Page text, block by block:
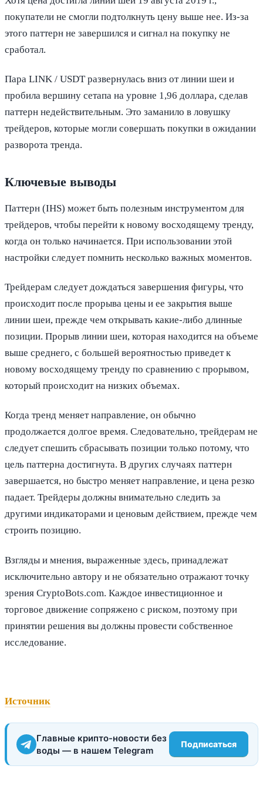
покупатели не смогли подтолкнуть цену выше нее. Из-за
этого паттерн не завершился и сигнал на покупку не
сработал.
Пара LINK / USDT развернулась вниз от линии шеи и
пробила вершину сетапа на уровне 1,96 доллара, сделав
паттерн недействительным. Это заманило в ловушку
трейдеров, которые могли совершать покупки в ожидании
разворота тренда.
Ключевые выводы
Паттерн (IHS) может быть полезным инструментом для
трейдеров, чтобы перейти к новому восходящему тренду,
когда он только начинается. При использовании этой
настройки следует помнить несколько важных моментов.
Трейдерам следует дождаться завершения фигуры, что
происходит после прорыва цены и ее закрытия выше
линии шеи, прежде чем открывать какие-либо длинные
позиции. Прорыв линии шеи, которая находится на объеме
выше среднего, с большей вероятностью приведет к
новому восходящему тренду по сравнению с прорывом,
который происходит на низких объемах.
Когда тренд меняет направление, он обычно
продолжается долгое время. Следовательно, трейдерам не
следует спешить сбрасывать позиции только потому, что
цель паттерна достигнута. В других случаях паттерн
завершается, но быстро меняет направление, и цена резко
падает. Трейдеры должны внимательно следить за
другими индикаторами и ценовым действием, прежде чем
строить позицию.
Взгляды и мнения, выраженные здесь, принадлежат
исключительно автору и не обязательно отражают точку
зрения CryptoBots.com. Каждое инвестиционное и
торговое движение сопряжено с риском, поэтому при
принятии решения вы должны провести собственное
исследование.
Источник
Главные крипто-новости без
воды — в нашем Telegram
Подписаться